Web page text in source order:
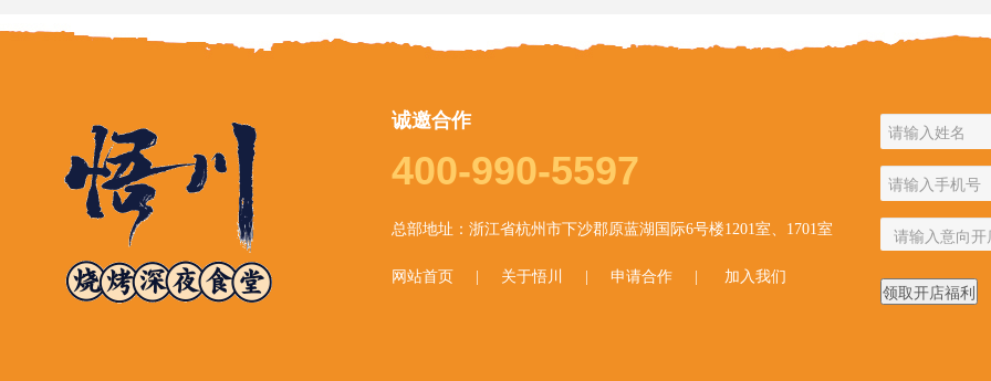
诚邀合作
400-990-5597
总部地址：浙江省杭州市下沙郡原蓝湖国际6号楼1201室、1701室
网站首页 关于悟川 |申请合作 加入我们
领取开店福利